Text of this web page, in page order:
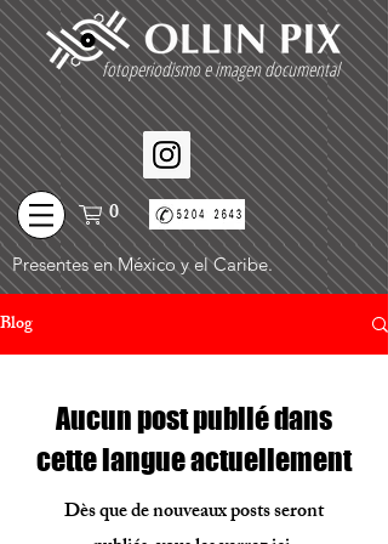
fotoperiodismo e imagen documental
0
Presentes en México y el Caribe.
Blog
Aucun post publié dans
cette langue actuellement
Dès que de nouveaux posts seront